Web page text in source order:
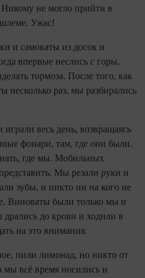
не могло прийти в
шлеме. Ужас!
и самокаты из досок и
впервые неслись с горы,
тормоза. После того, как
несколько раз, мы разбирались
весь день, возвращаясь
фонари, там, где они были.
где мы. Мобильных
Мы резали руки и
зубы, и никто ни на кого не
Виноваты были только мы и
до крови и ходили в
на это внимания.
пили лимонад, но никто от
мы всё время носились и